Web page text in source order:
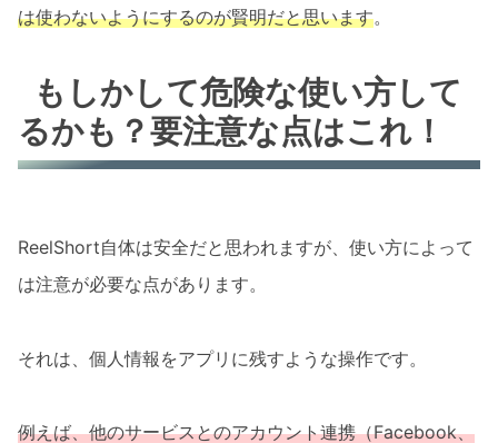
は使わないようにするのが賢明だと思います。
もしかして危険な使い方して
るかも？要注意な点はこれ！
ReelShort自体は安全だと思われますが、使い方によって
は注意が必要な点があります。
それは、個人情報をアプリに残すような操作です。
例えば、他のサービスとのアカウント連携（Facebook、